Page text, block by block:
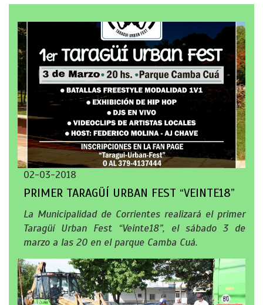
02-03-2018
PRIMER TARAGÜÍ URBAN FEST “VEINTE18”
La Municipalidad de Corrientes realizará el primer
Taragüí Urban Fest “Veinte18”, el sábado 3 de
marzo a las 20 en el parque Camba Cuá.